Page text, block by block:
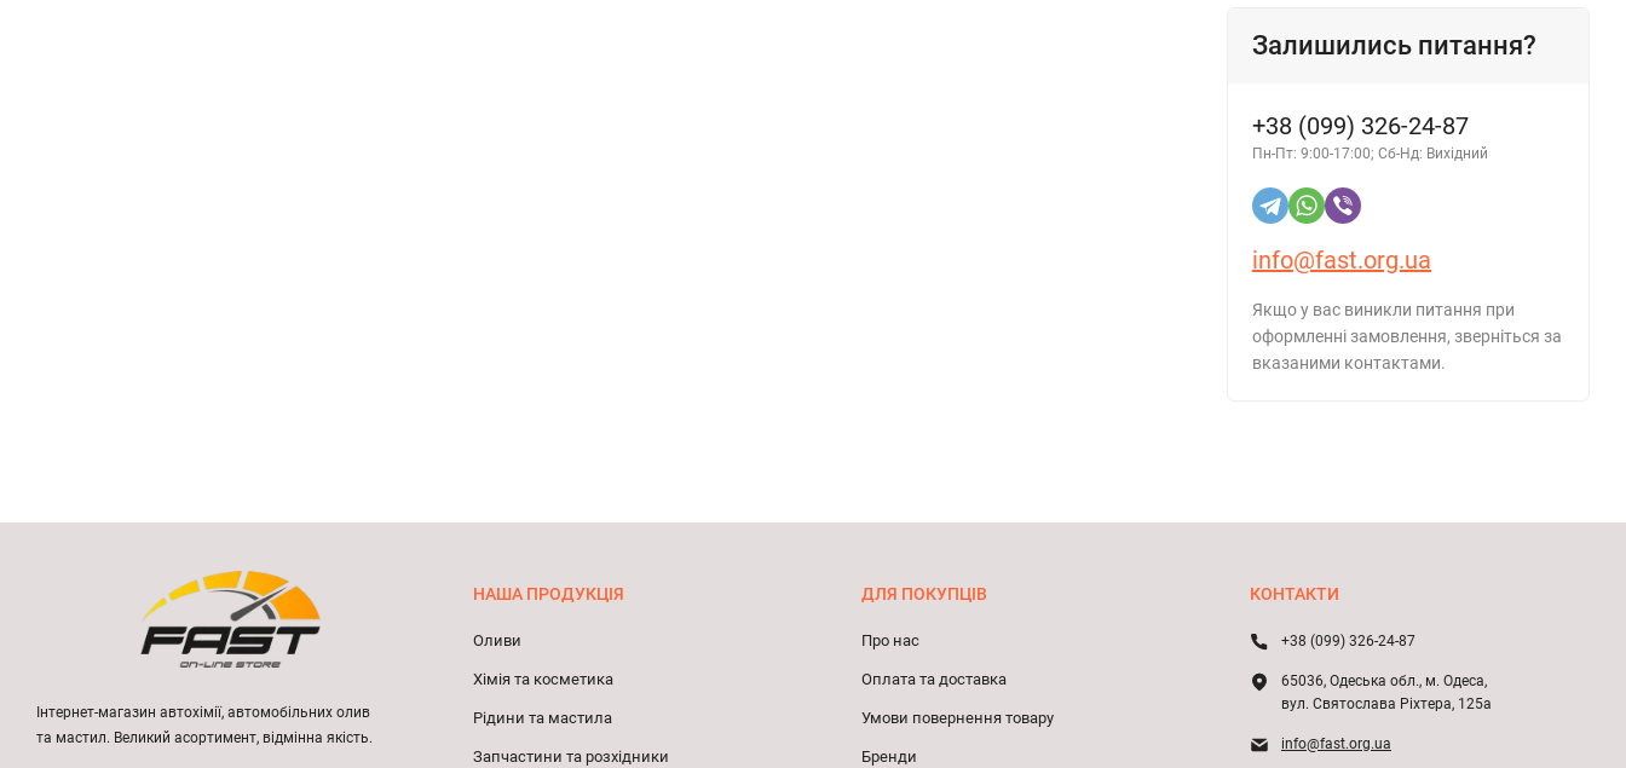
Залишились питання?
+38 (099) 326-24-87
Пн-Пт: 9:00-17:00; Сб-Нд: Вихідний
info@fast.org.ua
Якщо у вас виникли питання при
оформленні замовлення, зверніться за
вказаними контактами.
Інтернет-магазин автохімії, автомобільних олив
та мастил. Великий асортимент, відмінна якість.
НАША ПРОДУКЦІЯ
Оливи
Хімія та косметика
Рідини та мастила
Запчастини та розхідники
ДЛЯ ПОКУПЦІВ
Про нас
Оплата та доставка
Умови повернення товару
Бренди
КОНТАКТИ
+38 (099) 326-24-87
65036, Одеська обл., м. Одеса,
вул. Святослава Ріхтера, 125а
info@fast.org.ua